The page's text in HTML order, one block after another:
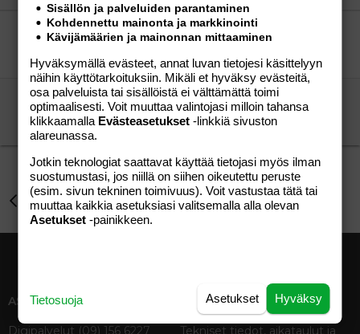
Verdana
Nainen hakusessa.
"mies"
Aihe vapaa
21
Aihe vapaa
04.05.2026
vierailija
Öljyvärimaalauksen alkeita
Taivaanrannan maalari Aihe vapaa
5
Aihe vapaa
16.06.2011
Moonbride
Perhe-elämä
ASIAKASPALVELU
Digipalvelut (09) 156 6227
MEDIATIEDOT
Tekniset tiedot, aikataulut ja
Sisällön ja palveluiden parantaminen
Kohdennettu mainonta ja markkinointi
Kävijämäärien ja mainonnan mittaaminen
Hyväksymällä evästeet, annat luvan tietojesi käsittelyyn
näihin käyttötarkoituksiin. Mikäli et hyväksy evästeitä,
osa palveluista tai sisällöistä ei välttämättä toimi
optimaalisesti. Voit muuttaa valintojasi milloin tahansa
klikkaamalla Evästeasetukset -linkkiä sivuston
alareunassa.
Jotkin teknologiat saattavat käyttää tietojasi myös ilman
suostumustasi, jos niillä on siihen oikeutettu peruste
(esim. sivun tekninen toimivuus). Voit vastustaa tätä tai
muuttaa kaikkia asetuksiasi valitsemalla alla olevan
Asetukset -painikkeen.
Hyväksy
Asetukset
Tietosuoja